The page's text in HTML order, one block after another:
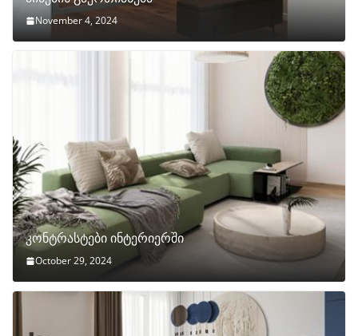
November 4, 2024
კონტრასტები ინტერიერში
October 29, 2024